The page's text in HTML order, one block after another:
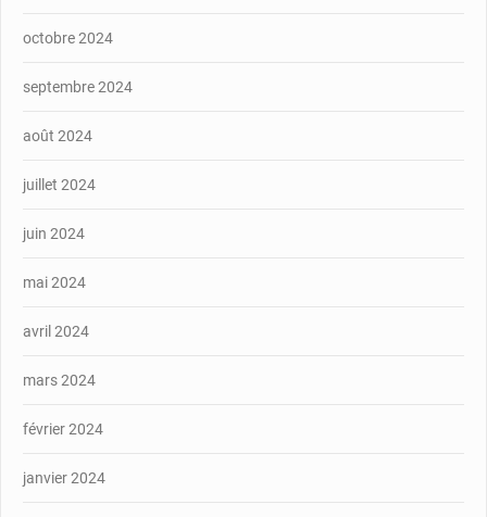
octobre 2024
septembre 2024
août 2024
juillet 2024
juin 2024
mai 2024
avril 2024
mars 2024
février 2024
janvier 2024